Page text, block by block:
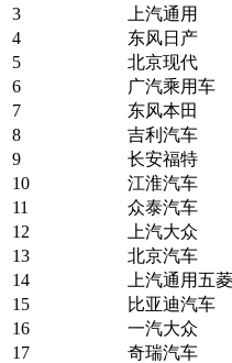
3
上汽通用
4
东风日产
5
北京现代
6
广汽乘用车
7
东风本田
8
吉利汽车
9
长安福特
10
江淮汽车
11
众泰汽车
12
上汽大众
13
北京汽车
14
上汽通用五菱
15
比亚迪汽车
16
一汽大众
17
奇瑞汽车